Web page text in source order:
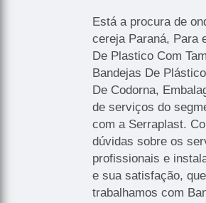
Está a procura de
cereja Paraná, Para
De Plastico Com
Bandejas De
De Codorna,
de serviços do
com a Serraplast.
dúvidas sobre os
profissionais e
e sua satisfação,
trabalhamos com